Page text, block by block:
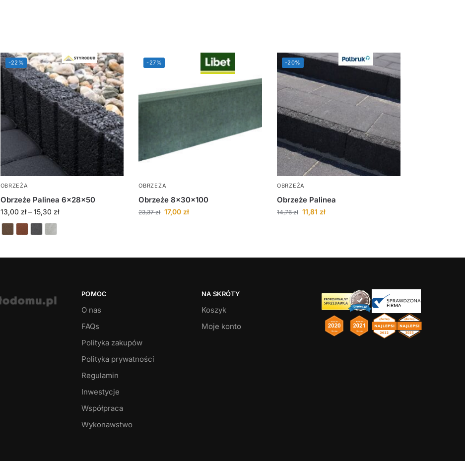
-22%
OBRZEŻA
Obrzeże Palinea 6x28x50
13,00 zł – 15,30 zł
-27%
OBRZEŻA
Obrzeże 8x30x100
23,37zł 17,00 zł
-20%
OBRZEŻA
Obrzeże Palinea
14,76zł 11,81 zł
POMOC
O nas
FAQs
Polityka zakupów
Polityka prywatności
Regulamin
Inwestycje
Współpraca
Wykonawstwo
NA SKRÓTY
Koszyk
Moje konto